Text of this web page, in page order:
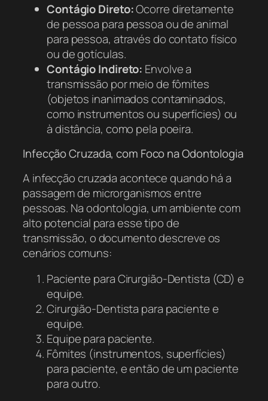
Contágio Direto:Ocorre diretamente
de pessoa para pessoa ou de animal
para pessoa, através do contato físico
ou de gotículas.
Contágio Indireto: Envolve a
transmissão por meio de fômites
(objetos inanimados contaminados,
como instrumentos ou superfícies) ou
à distância, como pela poeira.
Infecção Cruzada, com Foco na Odontologia
A infecção cruzada acontece quando há a
passagem de microrganismos entre
pessoas. Na odontologia, um ambiente com
alto potencial para esse tipo de
transmissão, o documento descreve os
cenários comuns:
Paciente para Cirurgião-Dentista (CD) e
equipe.
Cirurgião-Dentista para paciente e
equipe.
Equipe para paciente.
Fômites (instrumentos, superfícies)
para paciente, e então de um paciente
para outro.